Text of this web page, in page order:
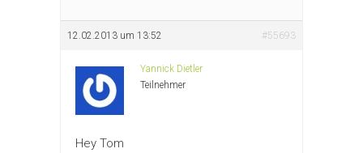
12.02.2013 um 13:52 #55693
Yannick Dietler
Teilnehmer
Hey Tom